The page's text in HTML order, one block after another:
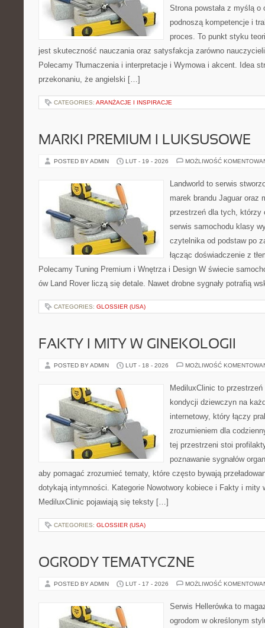
Strona powstała z myślą o
podnoszą kompetencje i
proces. To punkt styku
jest skuteczność nauczania oraz satysfakcja zarówno
Polecamy Tłumaczenia i interpretacje i Wymowa i akcent. Idea
przekonaniu, że angielski […]
CATEGORIES: ARANŻACJE I INSPIRACJE
MARKI PREMIUM I LUKSUSOWE
POSTED BY ADMIN LUT - 19 - 2026 MOŻLIWOŚĆ
Landworld to serwis
marek brandu Jaguar oraz
przestrzeń dla tych, którzy
serwis samochodu klasy
czytelnika od podstaw po
łącząc doświadczenie z
Polecamy Tuning Premium i Wnętrza i Design W świecie
ów Land Rover liczą się detale. Nawet drobne sygnały potrafią
CATEGORIES: GLOSSIER (USA)
FAKTY I MITY W GINEKOLOGII
POSTED BY ADMIN LUT - 18 - 2026 MOŻLIWOŚĆ
MediluxClinic to
kondycji dziewczyn na
internetowy, który łączy
zrozumieniem dla
tej przestrzeni stoi
poznawanie sygnałów
aby pomagać zrozumieć tematy, które często bywają
dotykają intymności. Kategorie Nowotwory kobiece i Fakty i mity
MediluxClinic pojawiają się teksty […]
CATEGORIES: GLOSSIER (USA)
OGRODY TEMATYCZNE
POSTED BY ADMIN LUT - 17 - 2026 MOŻLIWOŚĆ
Serwis Hellerówka to
ogrodom w określonym